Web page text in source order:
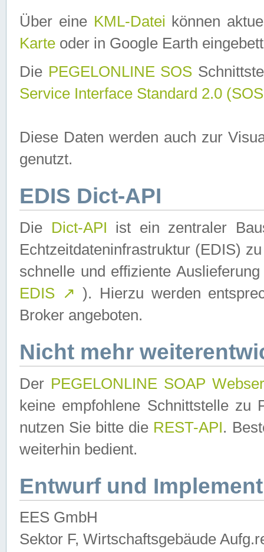
Über eine KML-Datei können
Karte oder in Google Earth
Die PEGELONLINE SOS
Service Interface Standard 2.0
Diese Daten werden auch zur
genutzt.
EDIS Dict-API
Die Dict-API ist ein zentraler
Echtzeitdateninfrastruktur (EDIS)
schnelle und effiziente
EDIS ↗ ). Hierzu werden
Broker angeboten.
Nicht mehr
Der PEGELONLINE SOAP
keine empfohlene Schnittstelle zu
nutzen Sie bitte die REST-API.
weiterhin bedient.
Entwurf und
EES GmbH
Sektor F, Wirtschaftsgebäude